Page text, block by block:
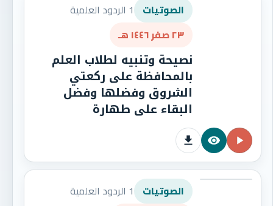
الصوتيات 1 الردود العلمية
٢٣ صفر ١٤٤٦ هـ
نصيحة وتنبيه لطلاب العلم
بالمحافظة على ركعتي
الشروق وفضلها وفضل
البقاء على طهارة
الصوتيات 1 الردود العلمية